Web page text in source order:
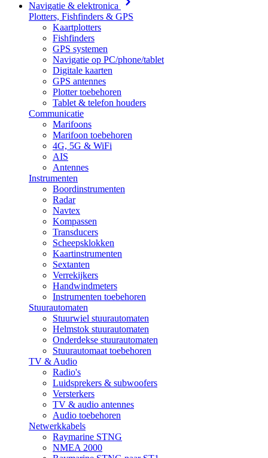
Navigatie & elektronica
Plotters, Fishfinders & GPS
Kaartplotters
Fishfinders
GPS systemen
Navigatie op PC/phone/tablet
Digitale kaarten
GPS antennes
Plotter toebehoren
Tablet & telefon houders
Communicatie
Marifoons
Marifoon toebehoren
4G, 5G & WiFi
AIS
Antennes
Instrumenten
Boordinstrumenten
Radar
Navtex
Kompassen
Transducers
Scheepsklokken
Kaartinstrumenten
Sextanten
Verrekijkers
Handwindmeters
Instrumenten toebehoren
Stuurautomaten
Stuurwiel stuurautomaten
Helmstok stuurautomaten
Onderdekse stuurautomaten
Stuurautomaat toebehoren
TV & Audio
Radio's
Luidsprekers & subwoofers
Versterkers
TV & audio antennes
Audio toebehoren
Netwerkkabels
Raymarine STNG
NMEA 2000